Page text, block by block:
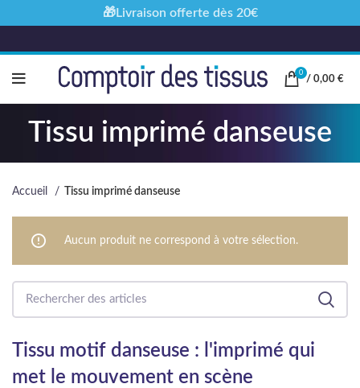
0
/ 0,00 €
Tissu imprimé danseuse
Accueil Tissu imprimé danseuse
Aucun produit ne correspond à votre sélection.
Tissu motif danseuse : l'imprimé qui
met le mouvement en scène
🎁Livraison offerte dès 20€